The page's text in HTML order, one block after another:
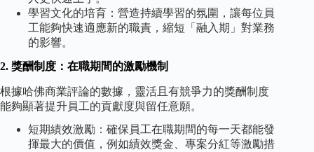
學習文化的培育：營造持續學習的氛圍，讓每位員
工能夠快速適應新的職責，縮短「融入期」對業務
的影響。
2. 獎酬制度：在職期間的激勵機制
根據哈佛商業評論的數據，靈活且有競爭力的獎酬制度
能夠顯著提升員工的貢獻度與留任意願。
短期績效激勵：確保員工在職期間的每一天都能發
揮最大的價值，例如績效獎金、專案分紅等激勵措